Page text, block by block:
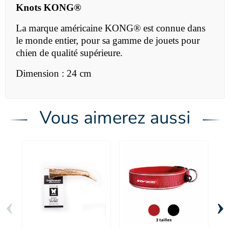
Knots KONG®
La marque américaine KONG® est connue dans
le monde entier, pour sa gamme de jouets pour
chien de qualité supérieure.
Dimension : 24 cm
Vous aimerez aussi
‹ ›